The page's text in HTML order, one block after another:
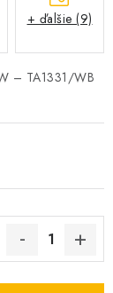
údajov
– TA1331/WB
+ ďalšie (9)